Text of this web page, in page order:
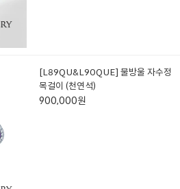
[L89QU&L90QUE] 물방울 자수정
목걸이 (천연석)
900,000원